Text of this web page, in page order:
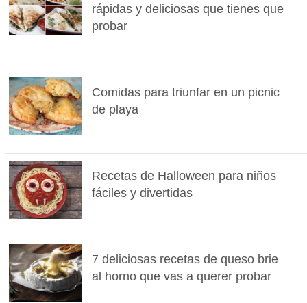
rápidas y deliciosas que tienes que
probar
Comidas para triunfar en un picnic
de playa
Recetas de Halloween para niños
fáciles y divertidas
7 deliciosas recetas de queso brie
al horno que vas a querer probar